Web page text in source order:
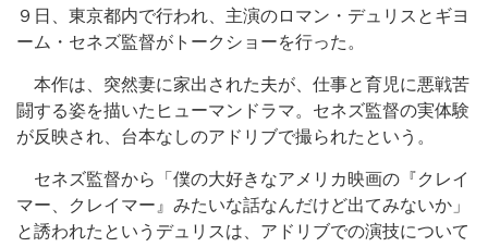
９日、東京都内で行われ、主演のロマン・デュリスとギヨ
ーム・セネズ監督がトークショーを行った。
本作は、突然妻に家出された夫が、仕事と育児に悪戦苦
闘する姿を描いたヒューマンドラマ。セネズ監督の実体験
が反映され、台本なしのアドリブで撮られたという。
セネズ監督から「僕の大好きなアメリカ映画の『クレイ
マー、クレイマー』みたいな話なんだけど出てみないか」
と誘われたというデュリスは、アドリブでの演技について